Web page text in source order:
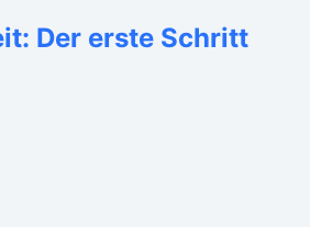
Der erste Schritt